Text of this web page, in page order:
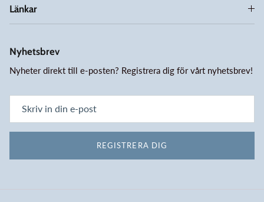
Länkar
Nyhetsbrev
Nyheter direkt till e-posten? Registrera dig för vårt nyhetsbrev!
REGISTRERA DIG